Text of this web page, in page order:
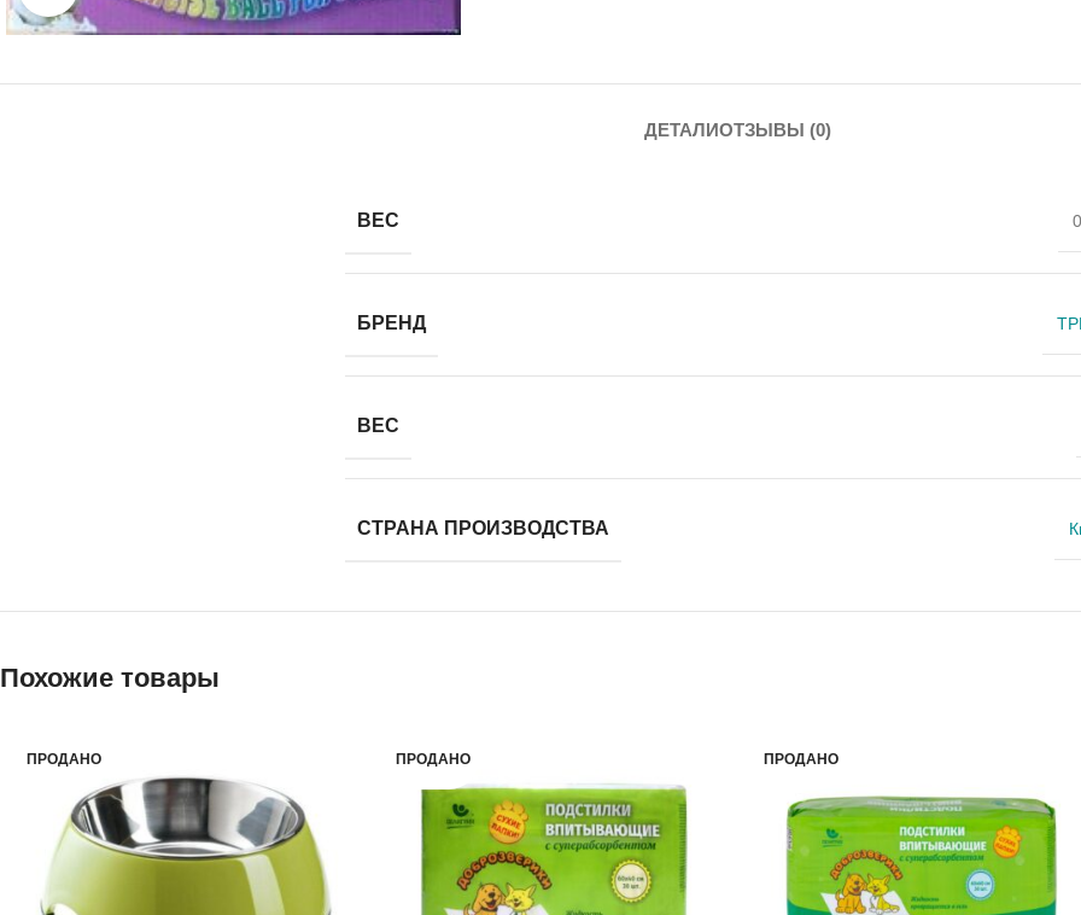
ДЕТАЛИОТЗЫВЫ (0)
ВЕС
БРЕНД
ВЕС
СТРАНА ПРОИЗВОДСТВА
Похожие товары
ПРОДАНО ПРОДАНО ПРОДАНО